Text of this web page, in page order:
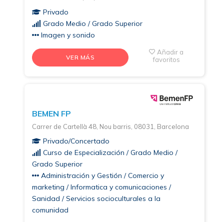
Privado
Grado Medio / Grado Superior
Imagen y sonido
VER MÁS
Añadir a
favoritos
BEMEN FP
Carrer de Cartellà 48, Nou barris, 08031, Barcelona
Privado/Concertado
Curso de Especialización / Grado Medio /
Grado Superior
Administración y Gestión / Comercio y
marketing / Informatica y comunicaciones /
Sanidad / Servicios socioculturales a la
comunidad